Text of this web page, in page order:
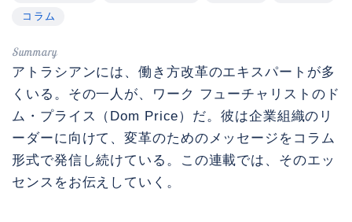
コラム
アトラシアンには、働き方改革のエキスパートが多
くいる。その一人が、ワーク フューチャリストのド
ム・プライス（Dom Price）だ。彼は企業組織のリ
ーダーに向けて、変革のためのメッセージをコラム
形式で発信し続けている。この連載では、そのエッ
センスをお伝えしていく。